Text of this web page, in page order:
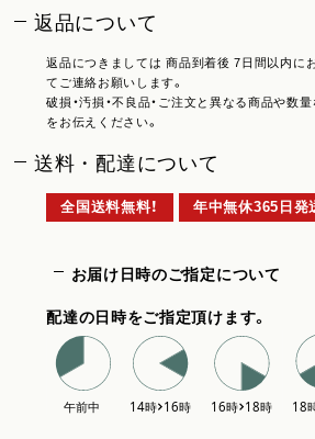
返品について
返品につきましては 商品到着後 7日間以内に
てご連絡お願いします。
破損・汚損・不良品・ご注文と異なる商品や数
をお伝えください。
送料・配達について
全国送料無料！ 年中無休365日発
お届け日時のご指定について
配達の日時をご指定頂けます。